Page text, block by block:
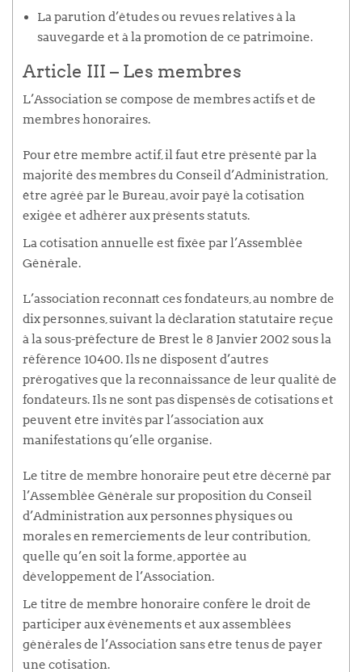
La parution d’études ou revues relatives à la
sauvegarde et à la promotion de ce patrimoine.
Article III – Les membres
L’Association se compose de membres actifs et de
membres honoraires.
Pour être membre actif, il faut être présenté par la
majorité des membres du Conseil d’Administration,
être agréé par le Bureau, avoir payé la cotisation
exigée et adhérer aux présents statuts.
La cotisation annuelle est fixée par l’Assemblée
Générale.
L’association reconnaît ces fondateurs, au nombre de
dix personnes, suivant la déclaration statutaire reçue
à la sous-préfecture de Brest le 8 Janvier 2002 sous la
référence 10400. Ils ne disposent d’autres
prérogatives que la reconnaissance de leur qualité de
fondateurs. Ils ne sont pas dispensés de cotisations et
peuvent être invités par l’association aux
manifestations qu’elle organise.
Le titre de membre honoraire peut être décerné par
l’Assemblée Générale sur proposition du Conseil
d’Administration aux personnes physiques ou
morales en remerciements de leur contribution,
quelle qu’en soit la forme, apportée au
développement de l’Association.
Le titre de membre honoraire confère le droit de
participer aux événements et aux assemblées
générales de l’Association sans être tenus de payer
une cotisation.